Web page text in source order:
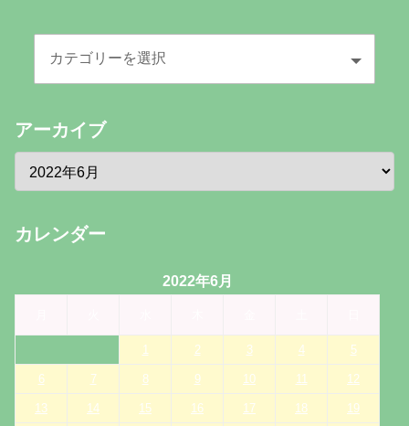
アーカイブ
カレンダー
2022年6月
1 2 3 4 5
6 7 8 9 10 11 12
13 14 15 16 17 18 19